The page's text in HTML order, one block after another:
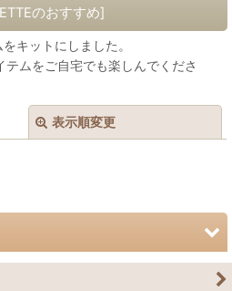
のおすすめ]
キットにしました。
ムをご自宅でも楽しんでくださ
表示順変更